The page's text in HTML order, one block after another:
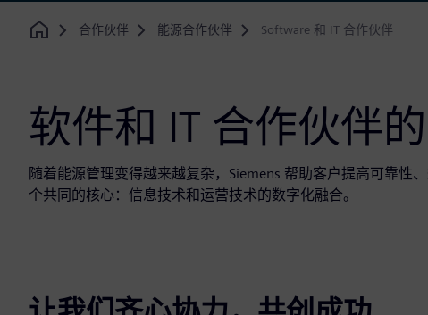
Home
合作伙伴 能源合作伙伴 Software 和 IT 合作伙伴
软件和 IT 合作伙伴
随着能源管理变得越来越复杂，Siemens 帮助客户提高可靠性
个共同的核心：信息技术和运营技术的数字化融合。